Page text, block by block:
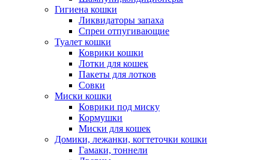
Гигиена кошки
Ликвидаторы запаха
Спреи отпугивающие
Туалет кошки
Коврики кошки
Лотки для кошек
Пакеты для лотков
Совки
Миски кошки
Коврики под миску
Кормушки
Миски для кошек
Домики, лежанки, когтеточки кошки
Гамаки, тоннели